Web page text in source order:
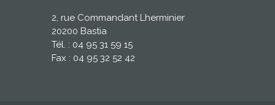
2, rue Commandant Lherminier
20200 Bastia
Tél. : 04 95 31 59 15
Fax : 04 95 32 52 42